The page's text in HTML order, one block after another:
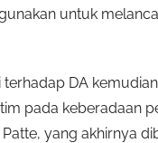
untuk
terhadap DA kemudian
pada keberadaan
Patte, yang akhirnya